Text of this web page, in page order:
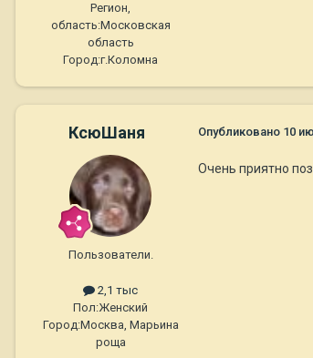
Регион,
область:Московская
область
Город:г.Коломна
КсюШаня
Пользователи.
2,1 тыс
Пол:Женский
Город:Москва, Марьина
роща
Опубликовано 10
Очень приятно